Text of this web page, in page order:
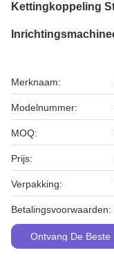
Kettingkoppeling
Merknaam:
Modelnummer:
MOQ:
Prijs:
Verpakking:
Betalingsvoorwaarden:
Ontvang De Beste